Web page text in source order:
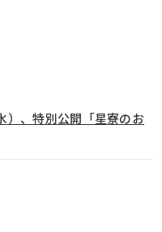
、特別公開「星寮のお